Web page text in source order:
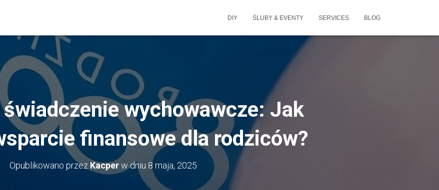
DIY ŚLUBY & EVENTY SERVICES BLOG
wychowawcze: Jak
finansowe dla rodziców?
Opublikowano przez Kacperw dniu 8 maja, 2025